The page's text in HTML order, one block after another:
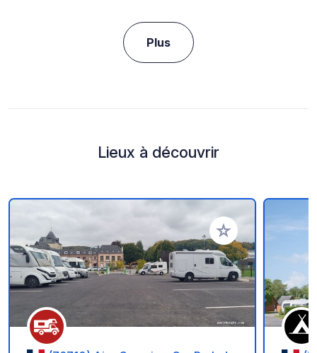
Plus
Lieux à découvrir
Ajouter à vos